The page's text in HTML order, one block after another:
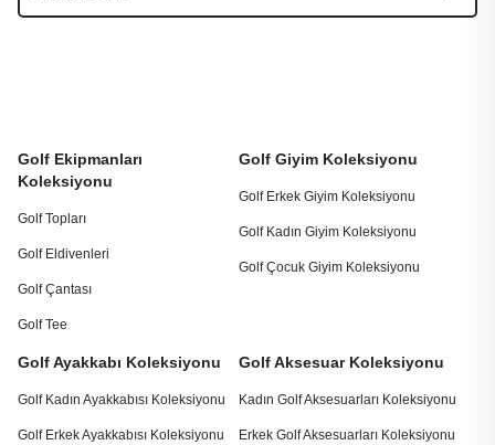
Golf Ekipmanları
Koleksiyonu
Golf Topları
Golf Eldivenleri
Golf Çantası
Golf Tee
Golf Giyim Koleksiyonu
Golf Erkek Giyim Koleksiyonu
Golf Kadın Giyim Koleksiyonu
Golf Çocuk Giyim Koleksiyonu
Golf Ayakkabı Koleksiyonu
Golf Kadın Ayakkabısı Koleksiyonu
Golf Erkek Ayakkabısı Koleksiyonu
Golf Aksesuar Koleksiyonu
Kadın Golf Aksesuarları Koleksiyonu
Erkek Golf Aksesuarları Koleksiyonu